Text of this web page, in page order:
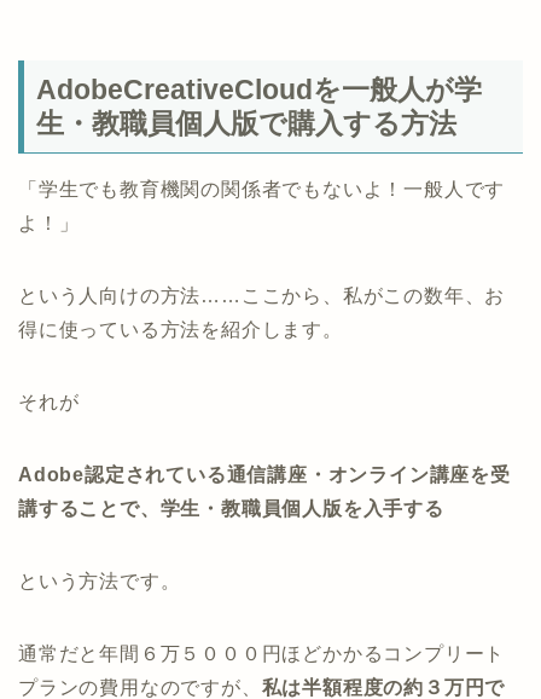
AdobeCreativeCloudを一般人が学
生・教職員個人版で購入する方法
「学生でも教育機関の関係者でもないよ！一般人です
よ！」
という人向けの方法……ここから、私がこの数年、お
得に使っている方法を紹介します。
それが
Adobe認定されている通信講座・オンライン講座を受
講することで、学生・教職員個人版を入手する
という方法です。
通常だと年間６万５０００円ほどかかるコンプリート
プランの費用なのですが、 私は半額程度の約３万円で